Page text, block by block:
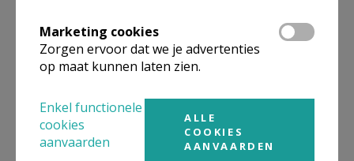
Marketing cookies
Zorgen ervoor dat we je advertenties
op maat kunnen laten zien.
Enkel functionele
cookies
aanvaarden
ALLE
COOKIES
AANVAARDEN